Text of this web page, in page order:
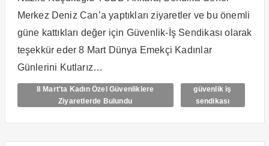
Merkez Deniz Can’a yaptıkları ziyaretler ve bu önemli
güne kattıkları değer için Güvenlik-İş Sendikası olarak
teşekkür eder 8 Mart Dünya Emekçi Kadınlar
Günlerini Kutlarız…
8 Mart'ta Kadın Özel Güvenliklere
Ziyaretlerde Bulundu
güvenlik iş
sendikası